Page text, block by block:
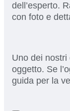
dell’esperto.
con foto e
Uno dei
oggetto. Se
guida per la